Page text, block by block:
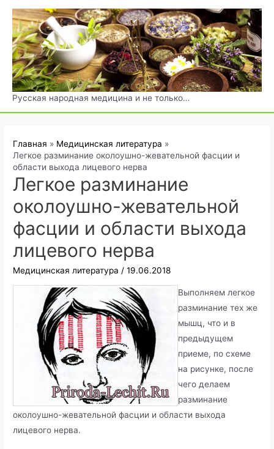
Перейти
содержимому
Русская народная медицина и не только…
Главная
Медицинская литература
Легкое разминание околоушно-жевательной фасции и
области выхода лицевого нерва
Легкое разминание
околоушно-жевательной
фасции и области выхода
лицевого нерва
Медицинская литература /19.06.2018
Выполняем легкое
разминание тех же
мышц, что и в
предыдущем
приеме, по схеме
на рисунке, после
чего делаем
разминание
околоушно-жевательной фасции и области выхода
лицевого нерва.